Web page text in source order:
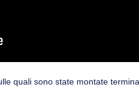
quali sono state montate